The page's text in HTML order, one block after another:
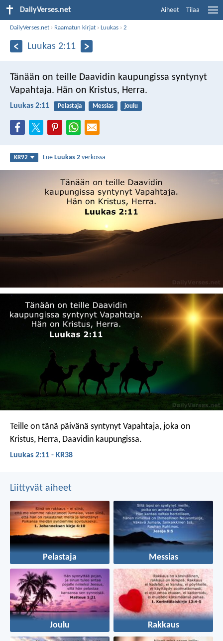
DailyVerses.net Aiheet Tilaa
DailyVerses.net › Raamatun kirjat ›Luukas ›2
Luukas 2:11
Tänään on teille Daavidin kaupungissa syntynyt
Vapahtaja. Hän on Kristus, Herra.
Luukas 2:11 Pelastaja Messias joulu
KR92 LueLuukas 2 verkossa
Teille on tänä päivänä syntynyt Vapahtaja, joka on
Kristus, Herra, Daavidin kaupungissa.
Luukas 2:11 - KR38
Liittyvät aiheet
Pelastaja Messias
Joulu Rakkaus